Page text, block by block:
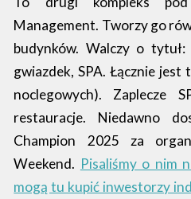
Management. Tworzy go
budynków. Walczy o
gwiazdek, SPA. Łącznie
noclegowych). Zaplecze
restauracje. Niedawno
Champion 2025 za
Weekend. Pisaliśmy o nim
mogą tu kupić inwestorzy